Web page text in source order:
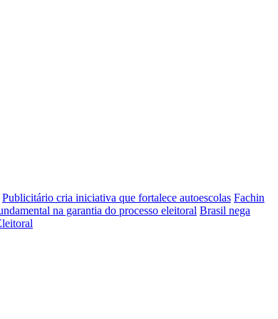
Publicitário cria iniciativa que fortalece autoescolas Fachin
na garantia do processo eleitoral Brasil nega